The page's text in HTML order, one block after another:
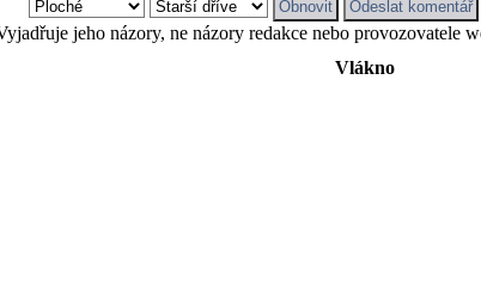
jeho názory, ne názory redakce nebo provozovatele
Vlákno